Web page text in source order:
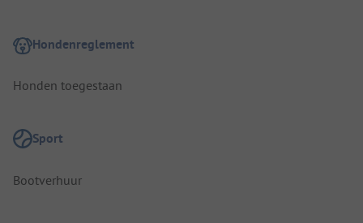
Hondenreglement
Honden toegestaan
Sport
Bootverhuur